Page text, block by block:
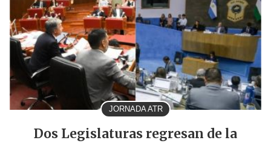
JORNADA ATR
Dos Legislaturas regresan de la